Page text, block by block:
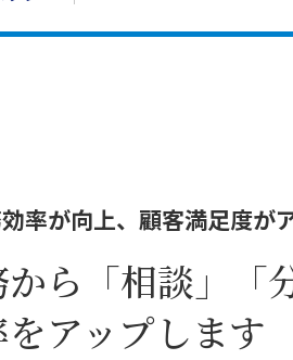
率が向上、顧客満足度が
ら「相談」「
アップします